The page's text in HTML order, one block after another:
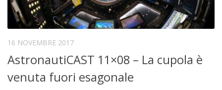
16 NOVEMBRE 2017
AstronautiCAST 11×08 – La cupola è
venuta fuori esagonale